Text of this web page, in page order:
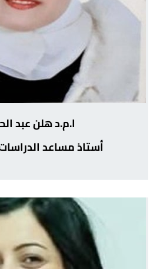
ا.م.د هلن عبد
أستاذ مساعد